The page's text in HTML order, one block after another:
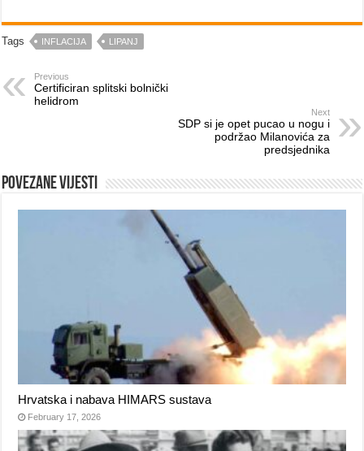
Tags INFLACIJA LIPANJ
Previous
Certificiran splitski bolnički
helidrom
Next
SDP si je opet pucao u nogu i
podržao Milanovića za
predsjednika
Povezane vijesti
Hrvatska i nabava HIMARS sustava
February 17, 2026